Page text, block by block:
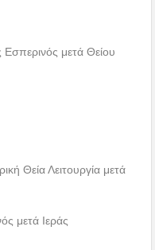
μετά Θείου
Θεία Λειτουργία μετά
μετά Ιεράς